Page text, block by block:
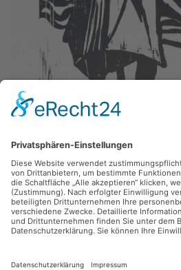
Heinz Tetzner,Fischer
1976, Holzschnitt, 44 x 65 cm, Inv.: B-06020
Bitte schreiben Sie an sammlung@kunsthuette.de